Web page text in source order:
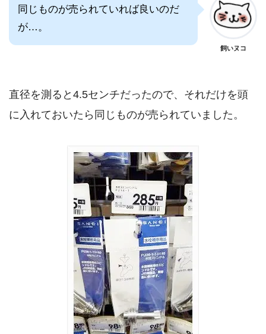
同じものが売られていれば良いのだ
が…。
飼いヌコ
直径を測ると4.5センチだったので、それだけを頭
に入れておいたら同じものが売られていました。